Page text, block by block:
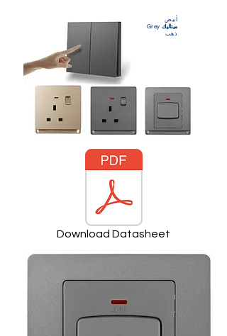
أبيض
ميتاليك
ذهب
Download Datasheet